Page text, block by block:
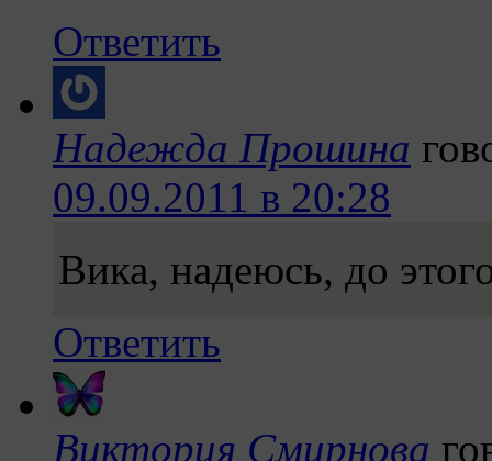
Ответить
Надежда Прошина
09.09.2011 в 20:28
Вика, надеюсь, до
Ответить
Виктория Смирнова